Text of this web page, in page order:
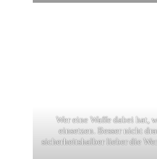
Wer eine Waffe dabei hat,
einsetzen. Besser nicht
sicherheitshalber lieber die